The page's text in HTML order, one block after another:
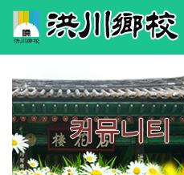
커뮤니티